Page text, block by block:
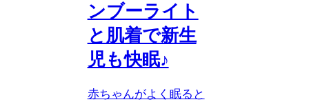
ンブーライト
と肌着で新生
児も快眠♪
赤ちゃんがよく眠ると